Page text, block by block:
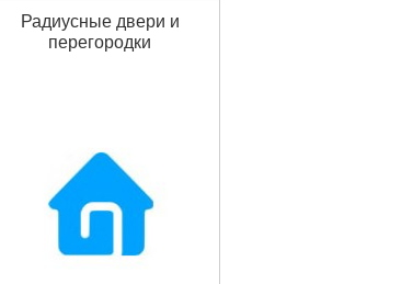
Радиусные двери и
перегородки